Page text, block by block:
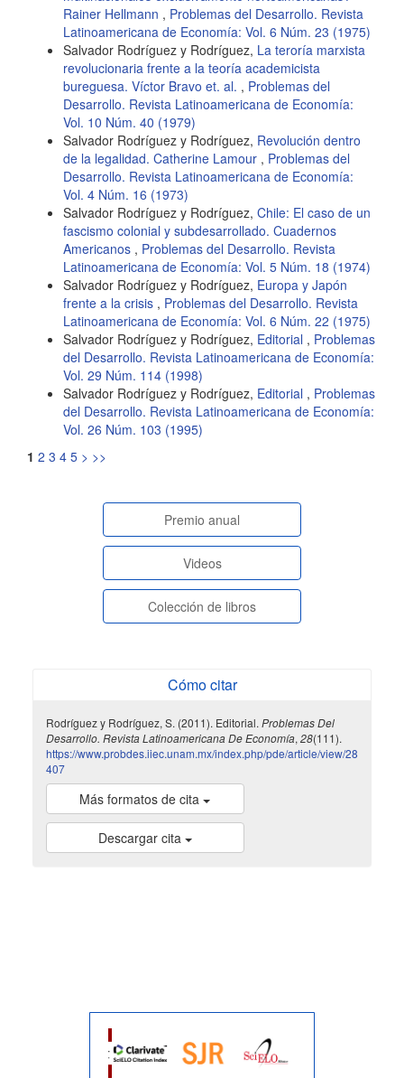
Rainer Hellmann , Problemas del Desarrollo. Revista
Latinoamericana de Economía: Vol. 6 Núm. 23 (1975)
Salvador Rodríguez y Rodríguez, La teroría marxista
revolucionaria frente a la teoría academicista
bureguesa. Víctor Bravo et. al. , Problemas del
Desarrollo. Revista Latinoamericana de Economía:
Vol. 10 Núm. 40 (1979)
Salvador Rodríguez y Rodríguez, Revolución dentro
de la legalidad. Catherine Lamour , Problemas del
Desarrollo. Revista Latinoamericana de Economía:
Vol. 4 Núm. 16 (1973)
Salvador Rodríguez y Rodríguez, Chile: El caso de un
fascismo colonial y subdesarrollado. Cuadernos
Americanos , Problemas del Desarrollo. Revista
Latinoamericana de Economía: Vol. 5 Núm. 18 (1974)
Salvador Rodríguez y Rodríguez, Europa y Japón
frente a la crisis , Problemas del Desarrollo. Revista
Latinoamericana de Economía: Vol. 6 Núm. 22 (1975)
Salvador Rodríguez y Rodríguez, Editorial , Problemas
del Desarrollo. Revista Latinoamericana de Economía:
Vol. 29 Núm. 114 (1998)
Salvador Rodríguez y Rodríguez, Editorial , Problemas
del Desarrollo. Revista Latinoamericana de Economía:
Vol. 26 Núm. 103 (1995)
1 2 3 4 5 > >>
paginasespeciales
Premio anual
Videos
Colección de libros
Cómo citar
Rodríguez y Rodríguez, S. (2011). Editorial. Problemas Del
Desarrollo. Revista Latinoamericana De Economía, 28(111).
https://www.probdes.iiec.unam.mx/index.php/pde/article/view/28
407
Más formatos de cita
Descargar cita